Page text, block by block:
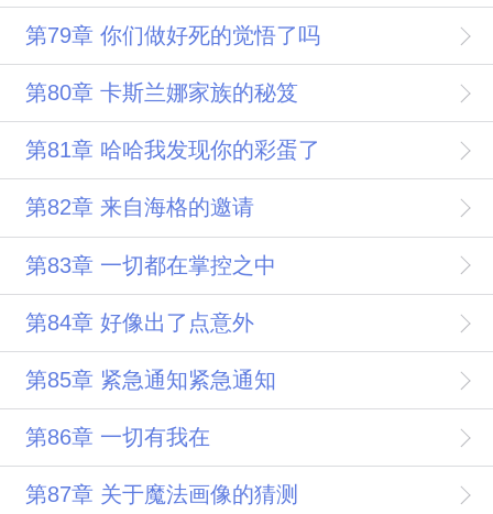
第79章 你们做好死的觉悟了吗
第80章 卡斯兰娜家族的秘笈
第81章 哈哈我发现你的彩蛋了
第82章 来自海格的邀请
第83章 一切都在掌控之中
第84章 好像出了点意外
第85章 紧急通知紧急通知
第86章 一切有我在
第87章 关于魔法画像的猜测